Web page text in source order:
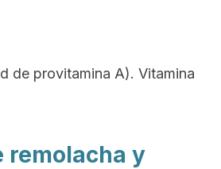
de provitamina A). Vitamina
remolacha y